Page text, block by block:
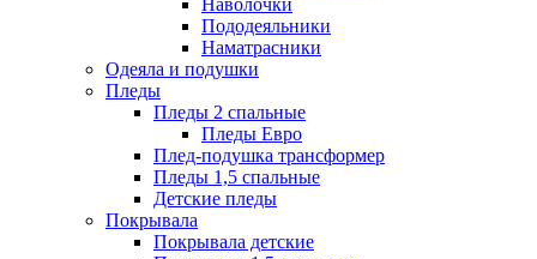
Наволочки
Пододеяльники
Наматрасники
Одеяла и подушки
Пледы
Пледы 2 спальные
Пледы Евро
Плед-подушка трансформер
Пледы 1,5 спальные
Детские пледы
Покрывала
Покрывала детские